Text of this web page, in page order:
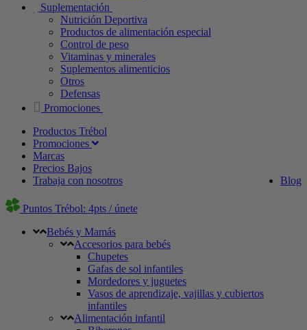
Suplementación
Nutrición Deportiva
Productos de alimentación especial
Control de peso
Vitaminas y minerales
Suplementos alimenticios
Otros
Defensas
Promociones
Productos Trébol
Promociones
Marcas
Precios Bajos
Blog
Trabaja con nosotros
Puntos Trébol: 4pts / únete
Bebés y Mamás
Accesorios para bebés
Chupetes
Gafas de sol infantiles
Mordedores y juguetes
Vasos de aprendizaje, vajillas y cubiertos
infantiles
Alimentación infantil